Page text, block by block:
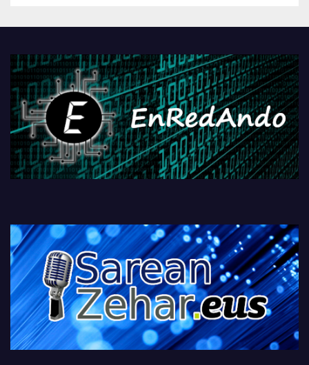
PlayStationeko bideojoko